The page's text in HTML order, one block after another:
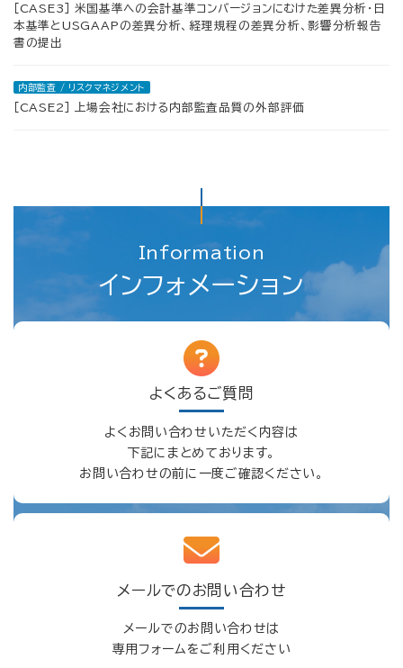
［CASE3］ 米国基準への会計基準コンバージョンにむけた差異分析・日
本基準とUSGAAPの差異分析、経理規程の差異分析、影響分析報告
書の提出
内部監査 / リスクマネジメント
［CASE2］ 上場会社における内部監査品質の外部評価
インフォメーション
Information
よくあるご質問
よくお問い合わせいただく内容は
下記にまとめております。
お問い合わせの前に一度ご確認ください。
メールでのお問い合わせ
メールでのお問い合わせは
専用フォームをご利用ください